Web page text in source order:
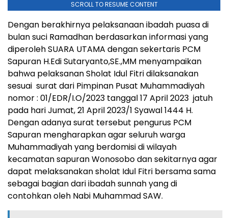
SCROLL TO RESUME CONTENT
Dengan berakhirnya pelaksanaan ibadah puasa di
bulan suci Ramadhan berdasarkan informasi yang
diperoleh SUARA UTAMA dengan sekertaris PCM
Sapuran H.Edi Sutaryanto,SE.,MM menyampaikan
bahwa pelaksanan Sholat Idul Fitri dilaksanakan
sesuai surat dari Pimpinan Pusat Muhammadiyah
nomor : 01/EDR/I.O/2023 tanggal 17 April 2023 jatuh
pada hari Jumat, 21 April 2023/1 Syawal 1444 H.
Dengan adanya surat tersebut pengurus PCM
Sapuran mengharapkan agar seluruh warga
Muhammadiyah yang berdomisi di wilayah
kecamatan sapuran Wonosobo dan sekitarnya agar
dapat melaksanakan sholat Idul Fitri bersama sama
sebagai bagian dari ibadah sunnah yang di
contohkan oleh Nabi Muhammad SAW.